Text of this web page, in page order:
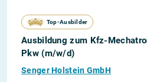
Top-Ausbilder
Ausbildung zum Kfz-
Pkw (m/w/d)
Senger Holstein GmbH